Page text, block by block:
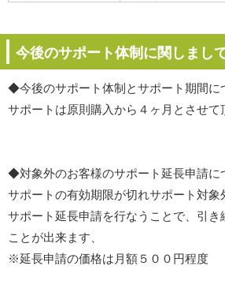
今後のサポート体制に関しまし
◆今後のサポート体制とサポート期間に
サポートは原則購入から４ヶ月とさせて
◆対象外のお客様のサポート延長申請に
サポートの有効期限が切れサポート対象
サポート延長申請を行なうことで、引き
ことが出来ます、
※延長申請の価格は月額５００円程度